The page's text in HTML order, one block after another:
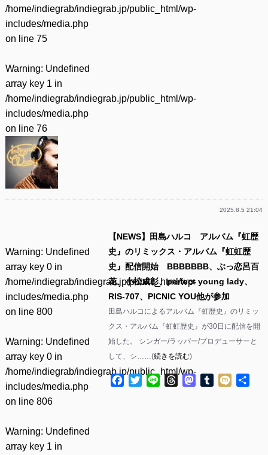
/home/indiegrab/indiegrab.jp/public_html/wp-
includes/media.php
on line 75
Warning: Undefined
array key 1 in
/home/indiegrab/indiegrab.jp/public_html/wp-
includes/media.php
on line 76
2025.8.5 21:04
Warning: Undefined
array key 0 in
/home/indiegrab/indiegrab.jp/public_html/wp-
includes/media.php
on line 800
Warning: Undefined
array key 0 in
/home/indiegrab/indiegrab.jp/public_html/wp-
includes/media.php
on line 806
Warning: Undefined
array key 1 in
【NEWS】田島ハルコ アルバム『虹歴
史』のリミックス・アルバム『虹虹歴
史』配信開始 BBBBBBB、ぶっ恋呂百
花、小松成彰、perfect young lady、
RIS-707、PICNIC YOU他が参加
田島ハルコによるアルバム『虹歴史』のリミッ
クス・アルバム『虹虹歴史』が30日に配信を開
始した。 シンガー/ラッパー/プロデューサーと
して、シ……(続きを読む)
Facebook
Twitter
Line ThreadsMastodon
Tumblr
Mixi